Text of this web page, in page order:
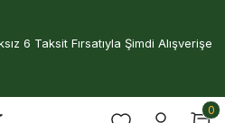
6 Taksit Fırsatıyla Şimdi Alışverişe
0